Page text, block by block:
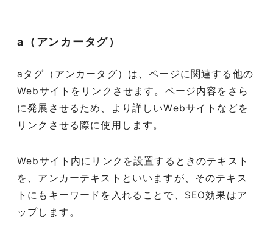
a（アンカータグ）
aタグ（アンカータグ）は、ページに関連する他の
Webサイトをリンクさせます。ページ内容をさら
に発展させるため、より詳しいWebサイトなどを
リンクさせる際に使用します。
Webサイト内にリンクを設置するときのテキスト
を、アンカーテキストといいますが、そのテキス
トにもキーワードを入れることで、SEO効果はア
ップします。